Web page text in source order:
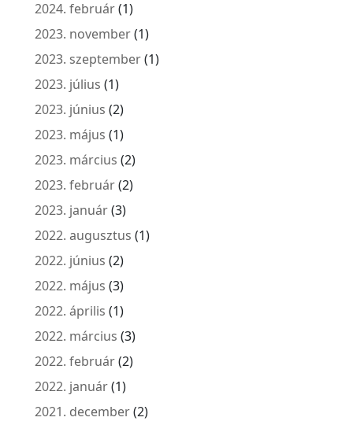
2024. február(1)
2023. november(1)
2023. szeptember(1)
2023. július (1)
2023. június (2)
2023. május (1)
2023. március (2)
2023. február(2)
2023. január(3)
2022. augusztus (1)
2022. június (2)
2022. május (3)
2022. április (1)
2022. március (3)
2022. február(2)
2022. január(1)
2021. december(2)